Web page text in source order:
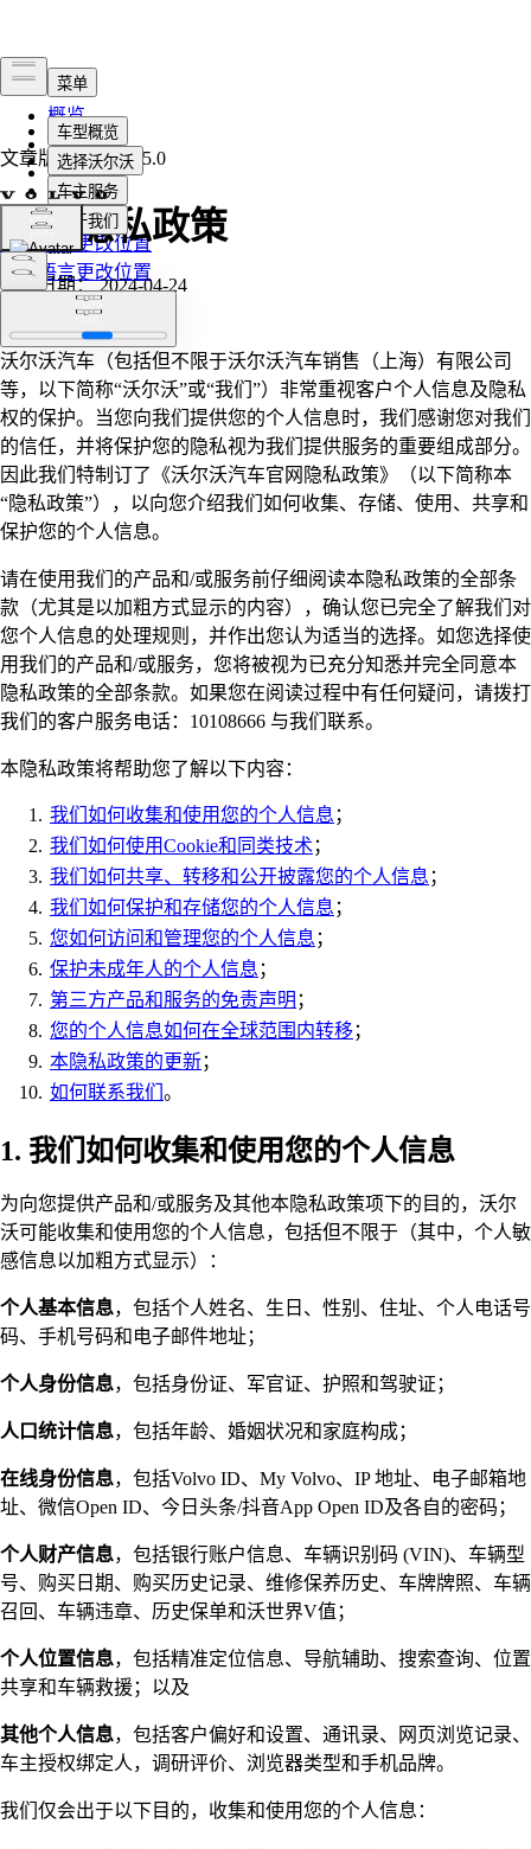
概览
法律
隐私政策
选择语言 更改位置
选择语言更改位置
文章版本 2024.115.0
客户隐私政策
生效日期： 2024-04-24
发布于： 2024-04-24
沃尔沃汽车（包括但不限于沃尔沃汽车销售（上海）有限公司
等，以下简称“沃尔沃”或“我们”）非常重视客户个人信息及隐私
权的保护。当您向我们提供您的个人信息时，我们感谢您对我们
的信任，并将保护您的隐私视为我们提供服务的重要组成部分。
因此我们特制订了《沃尔沃汽车官网隐私政策》（以下简称本
“隐私政策”），以向您介绍我们如何收集、存储、使用、共享和
保护您的个人信息。
请在使用我们的产品和/或服务前仔细阅读本隐私政策的全部条
款（尤其是以加粗方式显示的内容），确认您已完全了解我们对
您个人信息的处理规则，并作出您认为适当的选择。如您选择使
用我们的产品和/或服务，您将被视为已充分知悉并完全同意本
隐私政策的全部条款。如果您在阅读过程中有任何疑问，请拨打
我们的客户服务电话：10108666 与我们联系。
本隐私政策将帮助您了解以下内容：
我们如何收集和使用您的个人信息 ；
我们如何使用Cookie和同类技术；
我们如何共享、转移和公开披露您的个人信息 ；
我们如何保护和存储您的个人信息 ；
您如何访问和管理您的个人信息 ；
保护未成年人的个人信息 ；
第三方产品和服务的免责声明 ；
您的个人信息如何在全球范围内转移；
本隐私政策的更新；
如何联系我们 。
1. 我们如何收集和使用您的个人信息
为向您提供产品和/或服务及其他本隐私政策项下的目的，沃尔
沃可能收集和使用您的个人信息，包括但不限于（其中，个人敏
感信息以加粗方式显示）：
个人基本信息，包括个人姓名、生日、性别、住址、个人电话号
码、手机号码和电子邮件地址；
个人身份信息，包括身份证、军官证、护照和驾驶证；
人口统计信息，包括年龄、婚姻状况和家庭构成；
在线身份信息，包括Volvo ID、My Volvo、IP 地址、电子邮箱地
址、微信Open ID、今日头条/抖音App Open ID及各自的密码；
个人财产信息，包括银行账户信息、车辆识别码 (VIN)、车辆型
号、购买日期、购买历史记录、维修保养历史、车牌牌照、车辆
召回、车辆违章、历史保单和沃世界V值；
个人位置信息，包括精准定位信息、导航辅助、搜索查询、位置
共享和车辆救援；以及
其他个人信息，包括客户偏好和设置、通讯录、网页浏览记录、
车主授权绑定人，调研评价、浏览器类型和手机品牌。
我们仅会出于以下目的，收集和使用您的个人信息：